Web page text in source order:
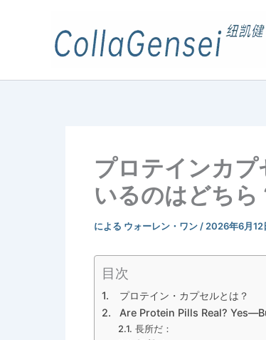
プロテインカ
いるのはどちら
による ウォーレン・ワン / 2026年6月12
目次
プロテイン・カプセルとは？
Are Protein Pills Real?
長所だ：